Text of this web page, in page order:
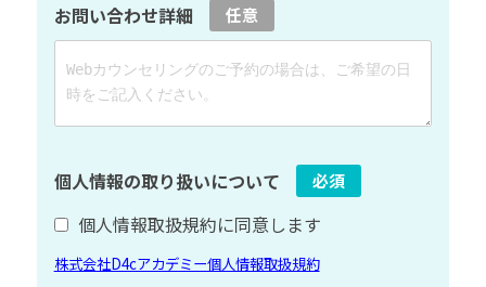
お問い合わせ詳細 任意
個人情報の取り扱いについて 必須
個人情報取扱規約に同意します
株式会社D4cアカデミー個人情報取扱規約